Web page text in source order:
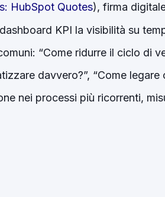
HubSpot Quotes), firma
KPI la visibilità su
“Come ridurre il ciclo di
davvero?”, “Come
nei processi più ricorrenti,